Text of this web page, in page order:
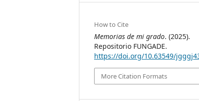
How to Cite
Memorias de mi grado. (2025).
Repositorio FUNGADE.
https://doi.org/10.63549/
More Citation Formats